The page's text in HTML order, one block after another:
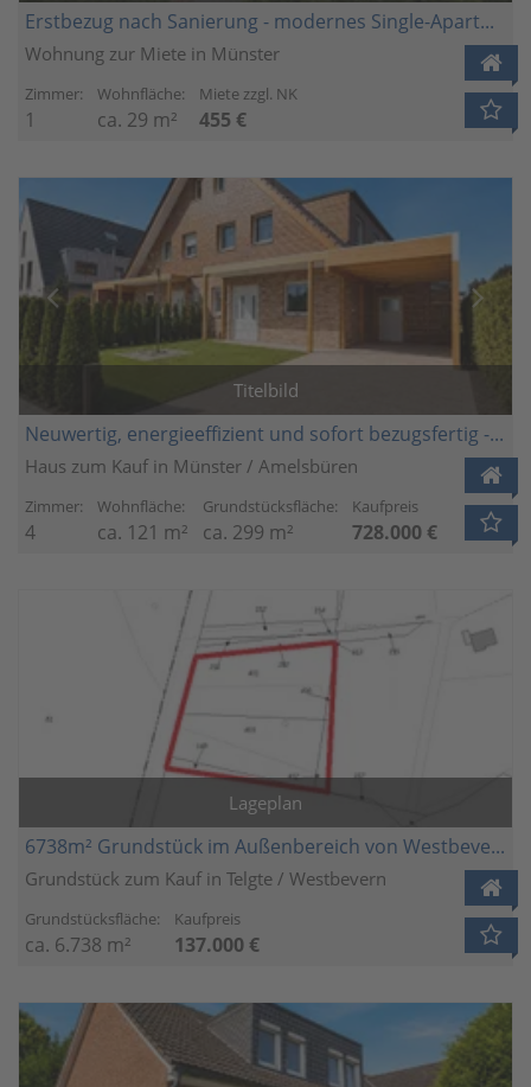
Erstbezug nach Sanierung - modernes Single-Apartment in St. Mauritz
Wohnung zur Miete in Münster
Zimmer:
1
Wohnfläche:
ca. 29 m²
Miete zzgl. NK
455 €
Titelbild
Neuwertig, energieeffizient und sofort bezugsfertig - Moderne DHH mit Garten und EEK A+
Haus zum Kauf in Münster / Amelsbüren
Zimmer:
4
Wohnfläche:
ca. 121 m²
Grundstücksfläche:
ca. 299 m²
Kaufpreis
728.000 €
Lageplan
6738m² Grundstück im Außenbereich von Westbevern
Grundstück zum Kauf in Telgte / Westbevern
Grundstücksfläche:
ca. 6.738 m²
Kaufpreis
137.000 €